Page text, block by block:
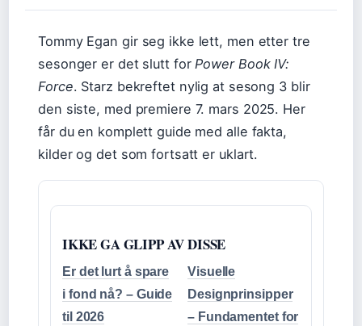
Tommy Egan gir seg ikke lett, men etter tre
sesonger er det slutt forPower Book IV:
Force. Starz bekreftet nylig at sesong 3 blir
den siste, med premiere 7. mars 2025. Her
får du en komplett guide med alle fakta,
kilder og det som fortsatt er uklart.
IKKE GA GLIPP AV DISSE
Er det lurt å spare
i fond nå? – Guide
til 2026
Visuelle
Designprinsipper
– Fundamentet for